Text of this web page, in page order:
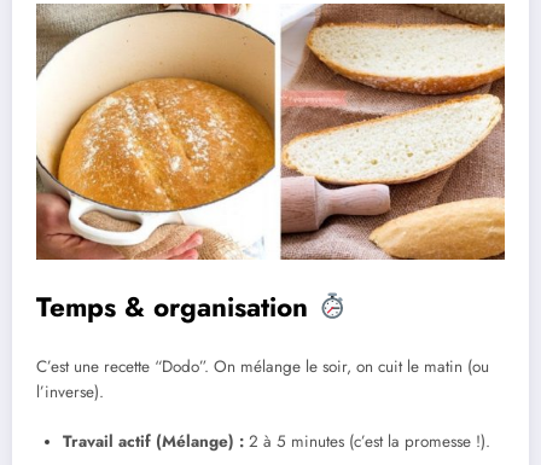
Temps & organisation
C’est une recette “Dodo”. On mélange le soir, on cuit le matin (ou
l’inverse).
Travail actif (Mélange) : 2 à 5 minutes (c’est la promesse !).